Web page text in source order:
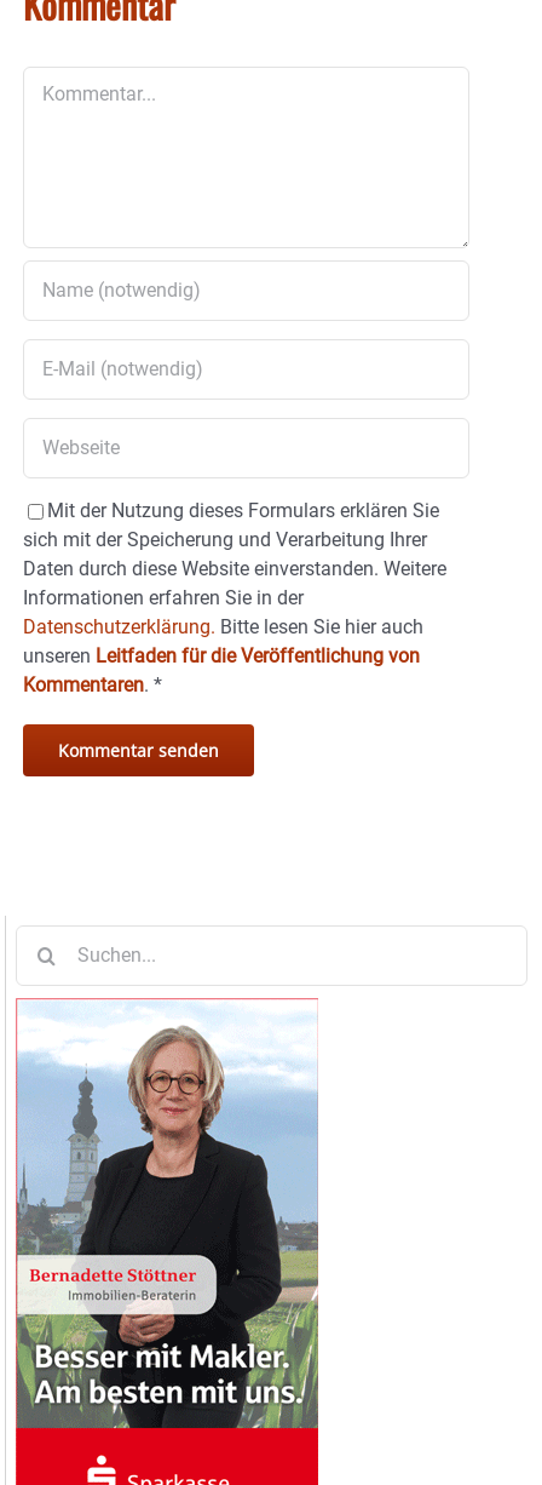
Mit der Nutzung dieses Formulars erklären Sie
sich mit der Speicherung und Verarbeitung Ihrer
Daten durch diese Website einverstanden. Weitere
Informationen erfahren Sie in der
Datenschutzerklärung. Bitte lesen Sie hier auch
unseren Leitfaden für die Veröffentlichung von
Kommentaren. *
nach: